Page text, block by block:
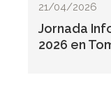
21/04/2026
Jornada
2026 en